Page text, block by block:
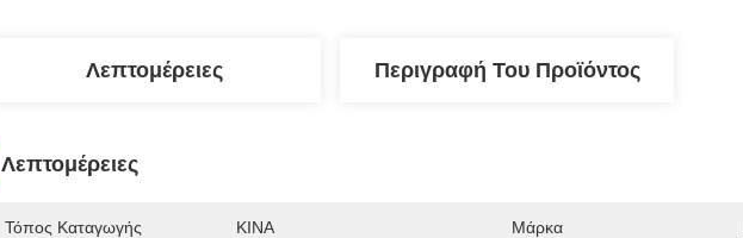
Λεπτομέρειες Περιγραφή Του Προϊόντος
Λεπτομέρειες
Τόπος Καταγωγής ΚΙΝΑ Μάρκα